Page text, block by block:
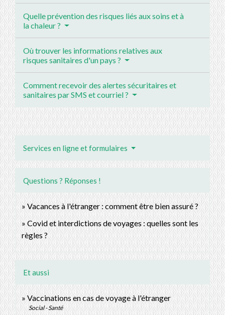
Quelle prévention des risques liés aux soins et à
la chaleur ?
Où trouver les informations relatives aux
risques sanitaires d'un pays ?
Comment recevoir des alertes sécuritaires et
sanitaires par SMS et courriel ?
Services en ligne et formulaires
Questions ? Réponses !
Vacances à l'étranger : comment être bien assuré ?
Covid et interdictions de voyages : quelles sont les
règles ?
Et aussi
Vaccinations en cas de voyage à l'étranger
Social - Santé